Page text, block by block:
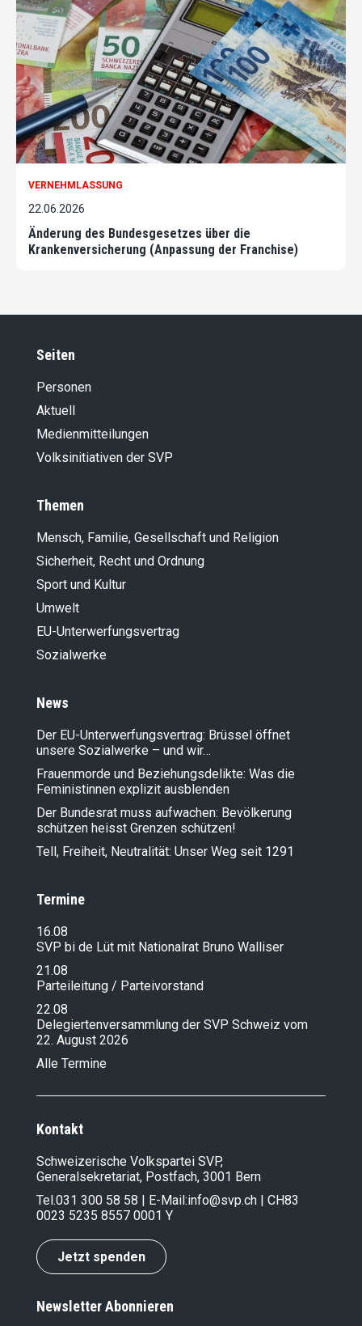
VERNEHMLASSUNG
22.06.2026
Änderung des Bundesgesetzes über die
Krankenversicherung (Anpassung der Franchise)
Seiten
Personen
Aktuell
Medienmitteilungen
Volksinitiativen der SVP
Themen
Mensch, Familie, Gesellschaft und Religion
Sicherheit, Recht und Ordnung
Sport und Kultur
Umwelt
EU-Unterwerfungsvertrag
Sozialwerke
News
Der EU-Unterwerfungsvertrag: Brüssel öffnet
unsere Sozialwerke – und wir…
Frauenmorde und Beziehungsdelikte: Was die
Feministinnen explizit ausblenden
Der Bundesrat muss aufwachen: Bevölkerung
schützen heisst Grenzen schützen!
Tell, Freiheit, Neutralität: Unser Weg seit 1291
Termine
16.08
SVP bi de Lüt mit Nationalrat Bruno Walliser
21.08
Parteileitung / Parteivorstand
22.08
Delegiertenversammlung der SVP Schweiz vom
22. August 2026
Alle Termine
Kontakt
Schweizerische Volkspartei SVP,
Generalsekretariat, Postfach, 3001 Bern
Tel.031 300 58 58 | E-Mail:info@svp.ch | CH83
0023 5235 8557 0001 Y
Jetzt spenden
Newsletter Abonnieren